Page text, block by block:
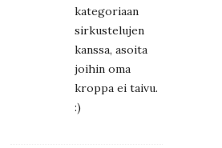
kategoriaan
sirkustelujen
kanssa, asoita
joihin oma
kroppa ei taivu.
:)